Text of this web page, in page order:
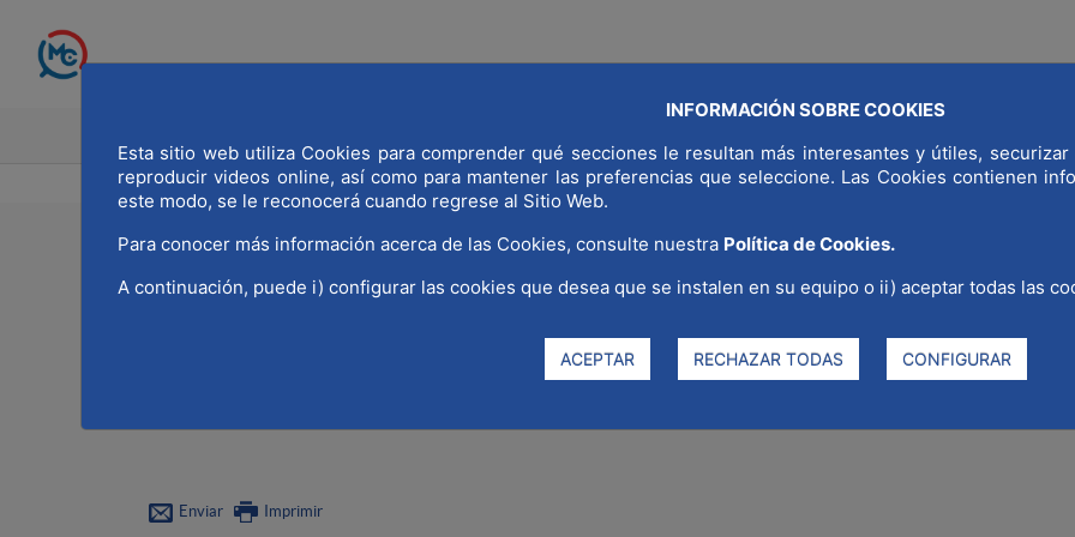
INFORMACIÓN SOBRE COOKIES
Esta sitio web utiliza Cookies para comprender qué secciones le resultan más interesantes y útiles,
reproducir videos online, así como para mantener las preferencias que seleccione. Las Cookies contienen
este modo, se le reconocerá cuando regrese al Sitio Web.
Para conocer más información acerca de las Cookies, consulte nuestra Política de Cookies.
A continuación, puede i) configurar las cookies que desea que se instalen en su equipo o ii) aceptar todas las
ACEPTAR RECHAZAR TODAS CONFIGURAR
21/02/2022
La Junta directiva de la Asociación MWCC visita las
PAR para conocer de primera mano la obra social de
que mantiene un acuerdo de colaboración desde
Enviar Imprimir